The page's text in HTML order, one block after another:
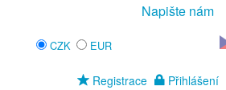
Napište nám
CZK EUR
Registrace Přihlášení